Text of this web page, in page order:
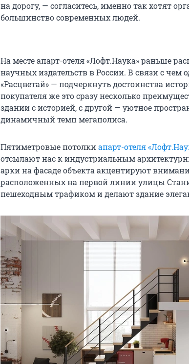
на дорогу, — согласитесь, именно так хотят
большинство современных людей.
На месте апарт-отеля «Лофт.Наука» раньше
научных издательств в России. В связи с чем
«Расцветай» — подчеркнуть достоинства
покупателя же это сразу несколько
здании с историей, с другой — уютное
динамичный темп мегаполиса.
Пятиметровые потолкиапарт-отеля
отсылают нас к индустриальным
арки на фасаде объекта акцентируют
расположенных на первой линии улицы
пешеходным трафиком и делают здание